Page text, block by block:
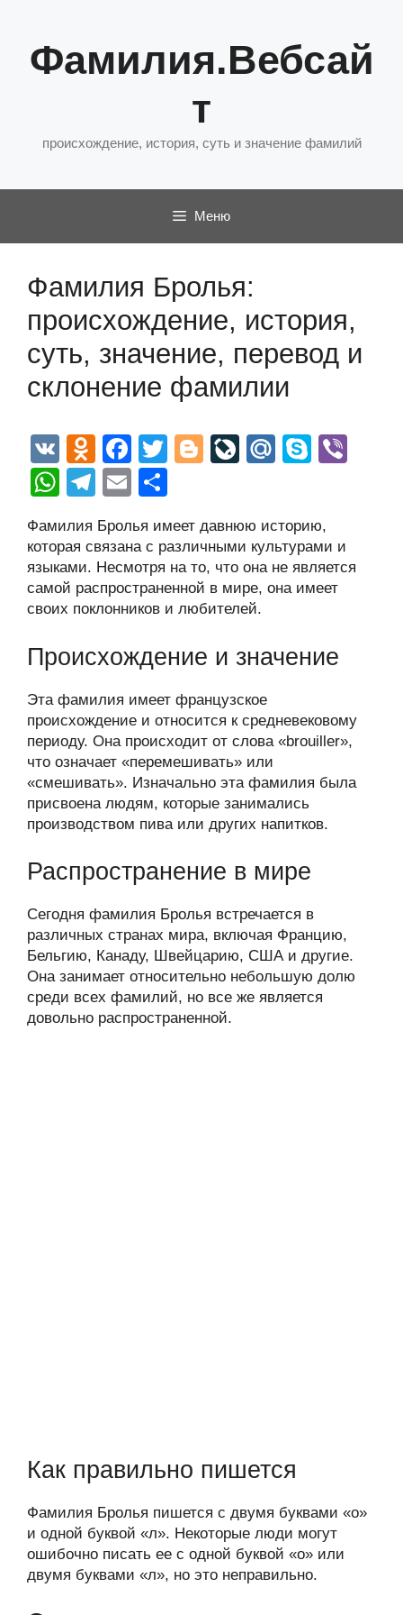
содержимому
Фамилия.Вебсай
т
происхождение, история, суть и значение фамилий
Меню
Фамилия Бролья:
происхождение, история,
суть, значение, перевод и
склонение фамилии
V
K
O
d
n
o
kl
a
ss
ni
F
a
c
e
b
o
o
k
T
er
Bl
g
er
Li
J
o
ur
n
al
M
u
S
e
W
at
s
A
p
T
e
gr
a
E
ail р
а
в
ть
Фамилия Бролья имеет давнюю историю,
которая связана с различными культурами и
языками. Несмотря на то, что она не является
самой распространенной в мире, она имеет
своих поклонников и любителей.
Происхождение и значение
Эта фамилия имеет французское
происхождение и относится к средневековому
периоду. Она происходит от слова «brouiller»,
что означает «перемешивать» или
«смешивать». Изначально эта фамилия была
присвоена людям, которые занимались
производством пива или других напитков.
Распространение в мире
Сегодня фамилия Бролья встречается в
различных странах мира, включая Францию,
Бельгию, Канаду, Швейцарию, США и другие.
Она занимает относительно небольшую долю
среди всех фамилий, но все же является
довольно распространенной.
Как правильно пишется
Фамилия Бролья пишется с двумя буквами «о»
и одной буквой «л». Некоторые люди могут
ошибочно писать ее с одной буквой «о» или
двумя буквами «л», но это неправильно.